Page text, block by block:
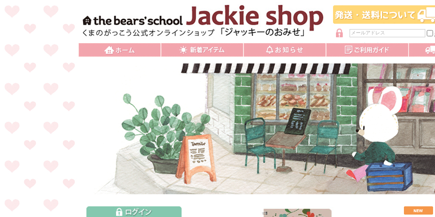
パスワードを忘れた方